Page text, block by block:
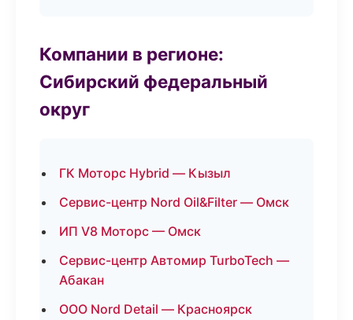
Компании в регионе:
Сибирский федеральный
округ
ГК Моторс Hybrid — Кызыл
Сервис-центр Nord Oil&Filter — Омск
ИП V8 Моторс — Омск
Сервис-центр Автомир TurboTech —
Абакан
ООО Nord Detail — Красноярск